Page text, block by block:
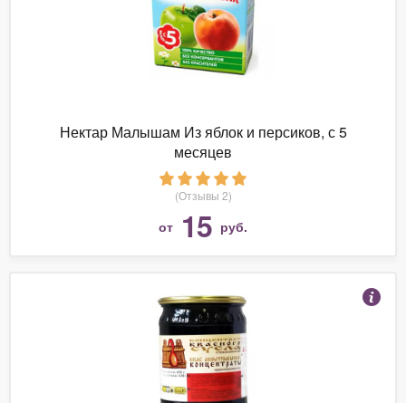
Нектар Малышам Из яблок и персиков, с 5
месяцев
(Отзывы 2)
от 15 руб.